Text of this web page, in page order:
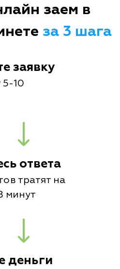
заем в
за 3 шага
заявку
5-10
ответа
тратят на
минут
деньги